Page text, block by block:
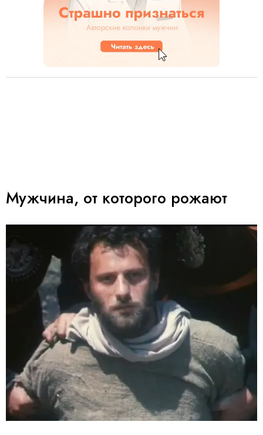
Мужчина, от которого рожают